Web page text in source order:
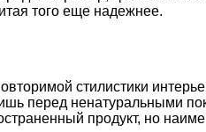
того еще надежнее.
стилистики
перед ненатуральными
продукт, но